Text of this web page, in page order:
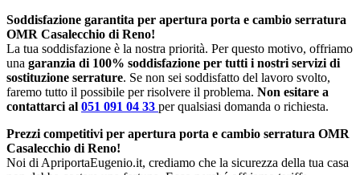
Soddisfazione garantita per apertura porta e cambio serratura
OMR Casalecchio di Reno!
La tua soddisfazione è la nostra priorità. Per questo motivo, offriamo
una garanzia di 100% soddisfazione per tutti i nostri servizi di
sostituzione serrature. Se non sei soddisfatto del lavoro svolto,
faremo tutto il possibile per risolvere il problema. Non esitare a
contattarci al 051 091 04 33 per qualsiasi domanda o richiesta.
Prezzi competitivi per apertura porta e cambio serratura OMR
Casalecchio di Reno!
Noi di ApriportaEugenio.it, crediamo che la sicurezza della tua casa